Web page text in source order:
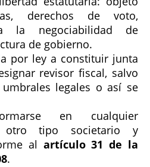
derechos de voto,
la negociabilidad de
de gobierno.
por ley a constituir junta
revisor fiscal, salvo
legales o así se
en cualquier
otro tipo societario y
al artículo 31 de la
.